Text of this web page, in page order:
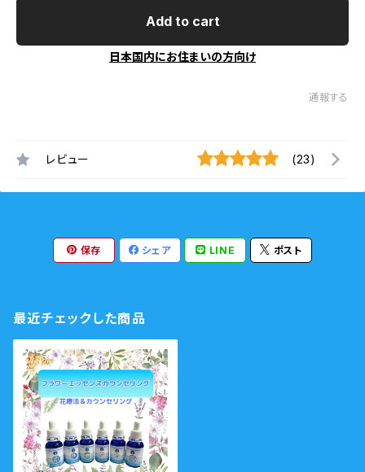
Add to cart
日本国内にお住まいの方向け
通報する
レビュー (23)
保存 シェア LINE ポスト
最近チェックした商品